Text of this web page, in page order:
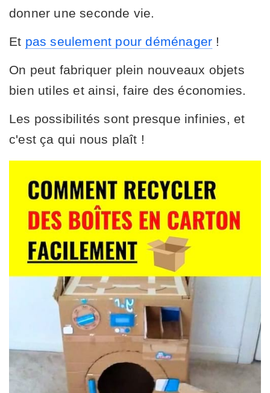
donner une seconde vie.
Et pas seulement pour déménager !
On peut fabriquer plein nouveaux objets
bien utiles et ainsi, faire des économies.
Les possibilités sont presque infinies, et
c'est ça qui nous plaît !